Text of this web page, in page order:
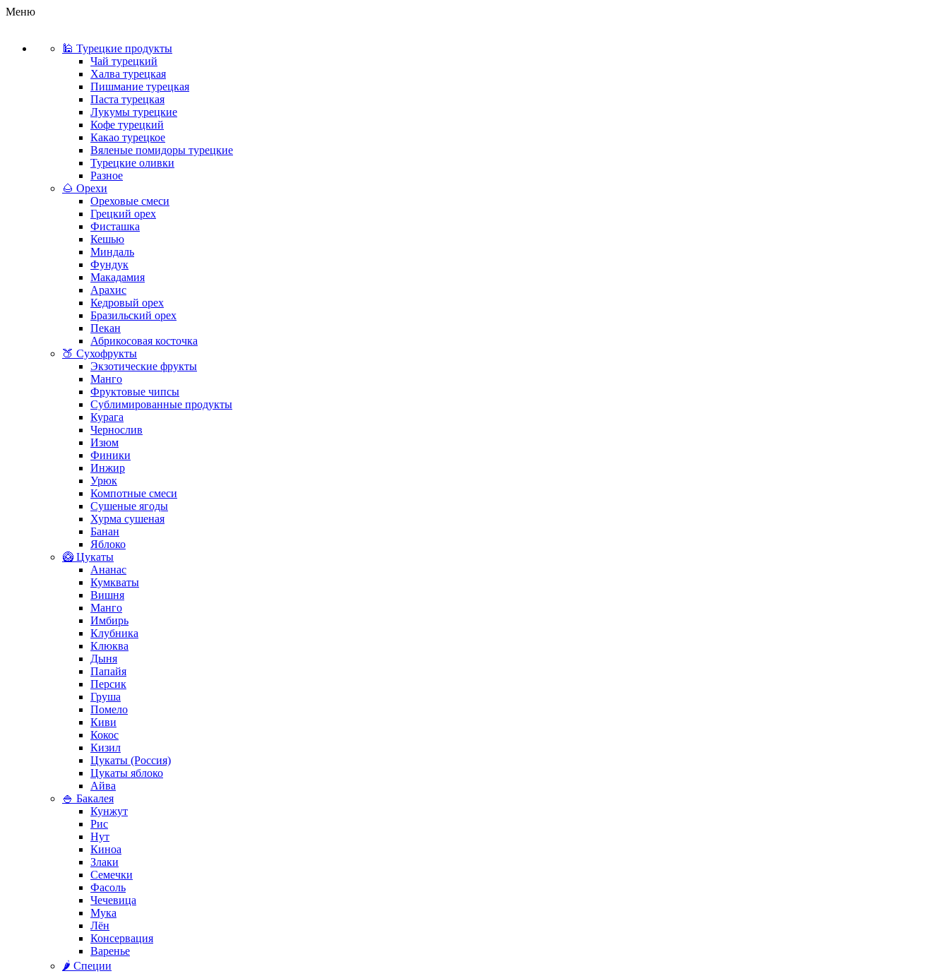
Меню
🕌 Турецкие продукты
Чай турецкий
Халва турецкая
Пишмание турецкая
Паста турецкая
Лукумы турецкие
Кофе турецкий
Какао турецкое
Вяленые помидоры турецкие
Турецкие оливки
Разное
🌰 Орехи
Ореховые смеси
Грецкий орех
Фисташка
Кешью
Миндаль
Фундук
Макадамия
Арахис
Кедровый орех
Бразильский орех
Пекан
Абрикосовая косточка
🍑 Сухофрукты
Экзотические фрукты
Манго
Фруктовые чипсы
Сублимированные продукты
Курага
Чернослив
Изюм
Финики
Инжир
Урюк
Компотные смеси
Сушеные ягоды
Хурма сушеная
Банан
Яблоко
🥝 Цукаты
Ананас
Кумкваты
Вишня
Манго
Имбирь
Клубника
Клюква
Дыня
Папайя
Персик
Груша
Помело
Киви
Кокос
Кизил
Цукаты (Россия)
Цукаты яблоко
Айва
🍚 Бакалея
Кунжут
Рис
Нут
Киноа
Злаки
Семечки
Фасоль
Чечевица
Мука
Лён
Консервация
Варенье
🌶️ Специи